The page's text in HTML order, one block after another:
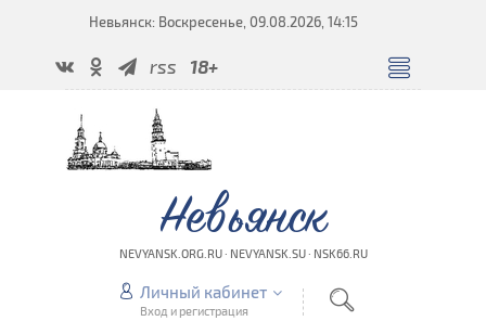
Невьянск: Воскресенье, 09.08.2026, 14:15
rss 18+
Невьянск
NEVYANSK.ORG.RU · NEVYANSK.SU · NSK66.RU
Личный кабинет
Вход и регистрация